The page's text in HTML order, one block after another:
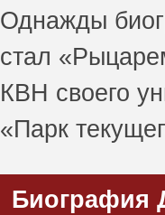
Однажды
стал
КВН своего
«Парк
Биография